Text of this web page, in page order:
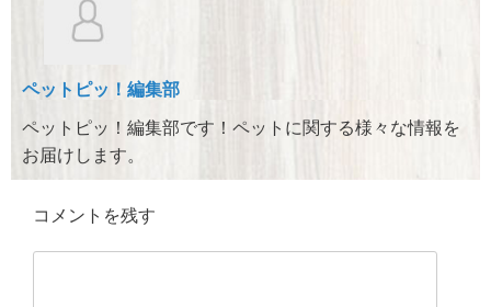
o
k
ペットピッ！編集部
ペットピッ！編集部です！ペットに関する様々な情報を
お届けします。
コメントを残す